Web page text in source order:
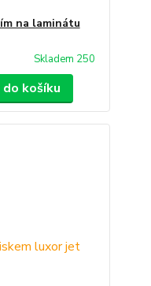
na laminátu
Skladem 250
košíku